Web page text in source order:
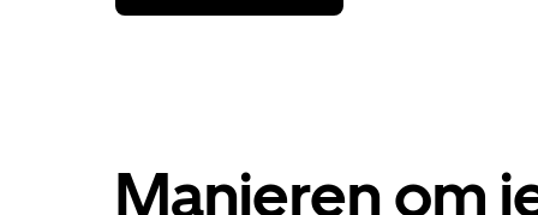
de
en
een
Manieren om